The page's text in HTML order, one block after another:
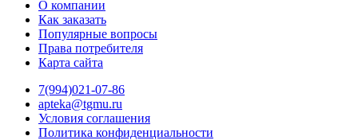
О компании
Как заказать
Популярные вопросы
Права потребителя
Карта сайта
7(994)021-07-86
apteka@tgmu.ru
Условия соглашения
Политика конфиденциальности